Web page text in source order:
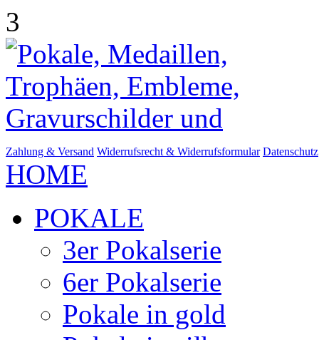
3
Zahlung & Versand Widerrufsrecht & Widerrufsformular Datenschutz
HOME
POKALE
3er Pokalserie
6er Pokalserie
Pokale in gold